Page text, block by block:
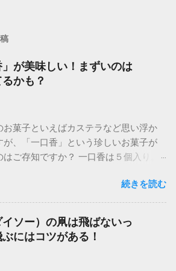
が美味しい！まずいのは
かも？
お菓子といえばカステラなど思い浮か
が、「一口香」という珍しいお菓子が
はご存知ですか？ 一口香は５個入り。
で可憐な響きがあり、ぜひ食べたいと
知人にお願いしました。そのお味は？
を食べた感想や、美味しい食べ方をご
ます！ 長崎名物「一口香」は安いけど
？美味しい食べ方は？ なんの変哲もな
続きを読む
ソー）の凧は飛ばないっ
にはコツがある！